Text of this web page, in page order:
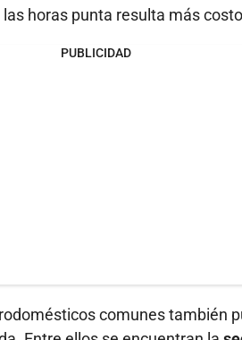
horas punta resulta más
PUBLICIDAD
comunes también